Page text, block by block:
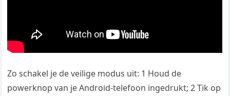
Zo schakel je de veilige modus uit: 1 Houd de
powerknop van je Android-telefoon ingedrukt; 2 Tik op